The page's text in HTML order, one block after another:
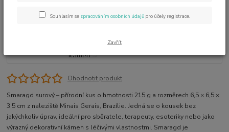
Ohodnotit produkt
Smaragd surový – přírodní kus o hmotnosti 215 g a rozměrech 6,5 × 6,5 ×
3,5 cm z naleziště Minais Gerais, Brazílie. Jedná se o kousek bez
jakýchkoliv úprav, ideální pro sběratele, terapeuty, esoteriky nebo jako
výrazný dekorativní kámen s léčivými vlastnostmi. Smaragd je
Souhlasím se zpracováním osobních údajů pro účely registrace.
Zavřít